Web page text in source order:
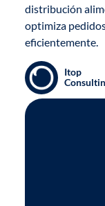
distribución
optimiza
eficientemente.
Itop